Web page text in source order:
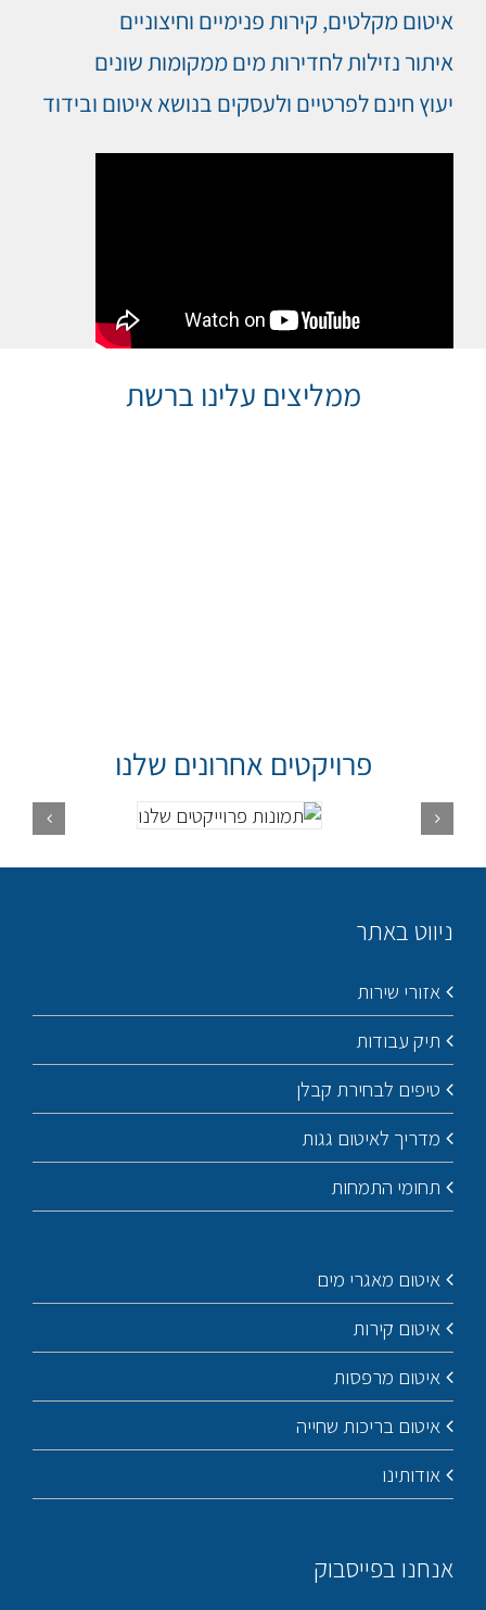
איטום מקלטים, קירות פנימיים וחיצוניים
איתור נזילות לחדירות מים ממקומות שונים
יעוץ חינם לפרטיים ולעסקים בנושא איטום ובידוד
ממליצים עלינו ברשת
פרויקטים אחרונים שלנו
ניווט באתר
אזורי שירות
תיק עבודות
טיפים לבחירת קבלן
מדריך לאיטום גגות
תחומי התמחות
איטום מאגרי מים
איטום קירות
איטום מרפסות
איטום בריכות שחייה
אודותינו
אנחנו בפייסבוק